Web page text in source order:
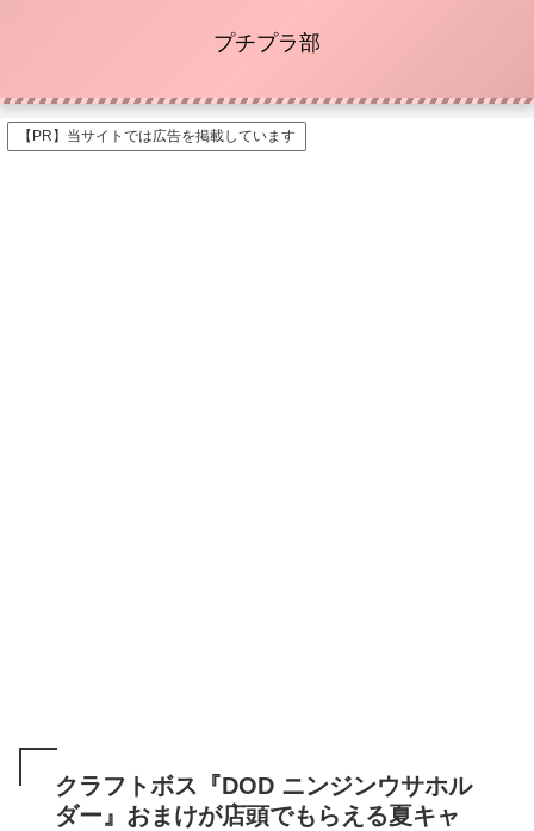
プチプラ部
【PR】当サイトでは広告を掲載しています
クラフトボス『DOD ニンジンウサホル
ダー』おまけが店頭でもらえる夏キャ